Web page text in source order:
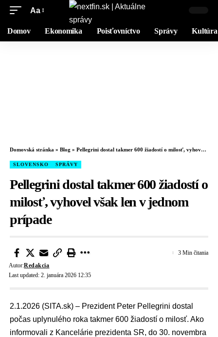
Aa
Domov Ekonomika Poisťovníctvo Správy Kultúra
Domovská stránka » Blog » Pellegrini dostal takmer 600 žiadostí o milosť, vyhovel však len v jednom prípade
SLOVENSKO SPRÁVY
Pellegrini dostal takmer 600 žiadostí o
milosť, vyhovel však len v jednom
prípade
Last updated: 2. januára 2026 12:35
Autor:Redakcia
3 Min čitania
2.1.2026 (SITA.sk) – Prezident Peter Pellegrini dostal
počas uplynulého roka takmer 600 žiadostí o milosť. Ako
informovali z Kancelárie prezidenta SR, do 30. novembra